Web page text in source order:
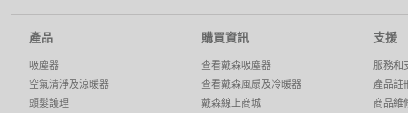
產品
吸塵器
空氣清淨及涼暖器
頭髮護理
購買資訊
查看戴森吸塵器
查看戴森風扇及冷暖器
戴森線上商城
支援
服務和
產品註
商品維